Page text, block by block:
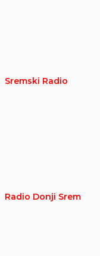
Sremski Radio
Radio Donji Srem